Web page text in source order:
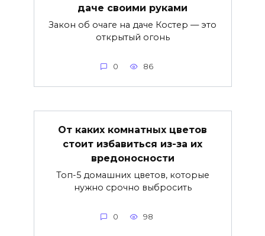
даче своими руками
Закон об очаге на даче Костер — это
открытый огонь
0 86
От каких комнатных цветов
стоит избавиться из-за их
вредоносности
Топ-5 домашних цветов, которые
нужно срочно выбросить
0 98